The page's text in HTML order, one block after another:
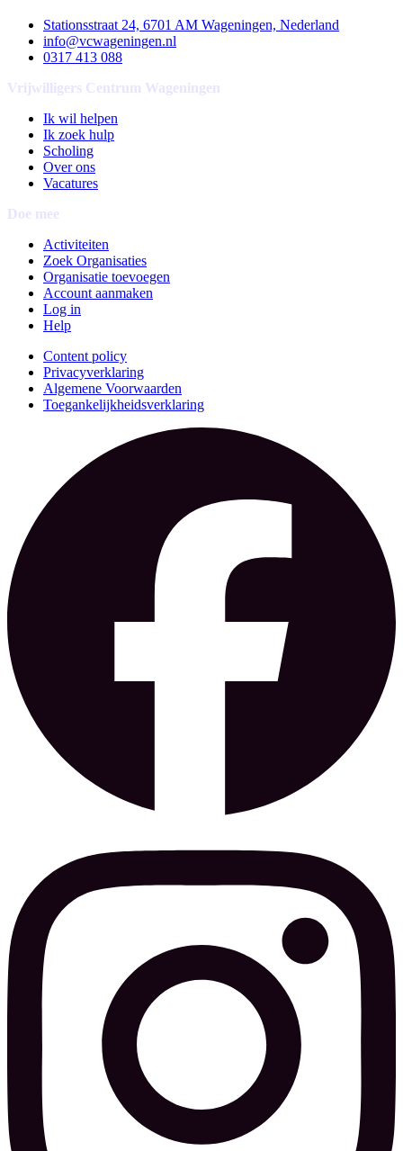
Stationsstraat 24, 6701 AM Wageningen, Nederland
info@vcwageningen.nl
0317 413 088
Vrijwilligers Centrum Wageningen
Ik wil helpen
Ik zoek hulp
Scholing
Over ons
Vacatures
Doe mee
Activiteiten
Zoek Organisaties
Organisatie toevoegen
Account aanmaken
Log in
Help
Content policy
Privacyverklaring
Algemene Voorwaarden
Toegankelijkheidsverklaring